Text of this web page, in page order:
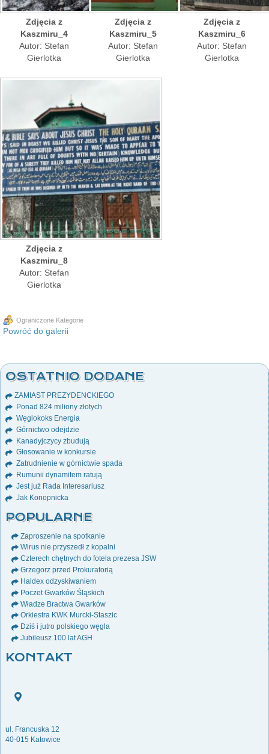
Zdjęcia z
Kaszmiru_4
Autor: Stefan
Gierlotka
Zdjęcia z
Kaszmiru_5
Autor: Stefan
Gierlotka
Zdjęcia z
Kaszmiru_6
Autor: Stefan
Gierlotka
Zdjęcia z
Kaszmiru_8
Autor: Stefan
Gierlotka
Ograniczone Kategorie
Powróć do galerii
OSTATNIO DODANE
ZAMIAST PREZYDENCKIEGO
Ponad 824 miliony złotych
Węglokoks Energia
Górnictwo odejdzie
Kanadyjczycy zbudują
Głosowanie w konkursie
Zatrudnienie w górnictwie spada
Rumunii dynamitem ratują
Jest już Rada Interesariusz
Jak Konopnicka
POPULARNE
Zaproszenie na spotkanie
Wirus nie przyszedł z kopalni
Czterech chętnych do fotela prezesa JSW
Grzegorz przed Prokuratorią
Haldex odzyskiwaniem
Poczet Gwarków Śląskich
Władze Bractwa Gwarków
Orkiestra KWK Murcki-Staszic
Dziś i jutro polskiego węgla
Jubileusz 100 lat AGH
KONTAKT
ul. Francuska 12
40-015 Katowice